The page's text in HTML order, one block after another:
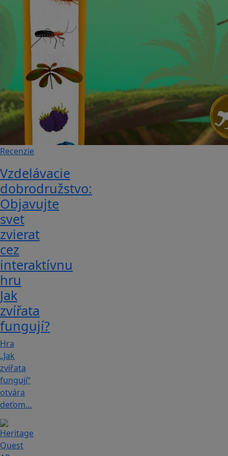
Recenzie
Vzdelávacie
dobrodružstvo:
Objavujte
svet
zvierat
cez
interaktívnu
hru
Jak
zvířata
fungují?
Hra
„Jak
zvířata
fungují“
otvára
deťom…